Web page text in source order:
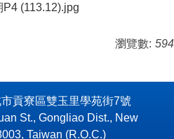
Announcement)
(113.12).jpg
瀏覽數: 594
貢寮區雙玉里學苑街7號
St., Gongliao Dist., New
Taiwan (R.O.C.)